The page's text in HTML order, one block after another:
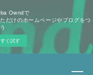
Owndで
だけのホームページやブログをつ
ぐ試す